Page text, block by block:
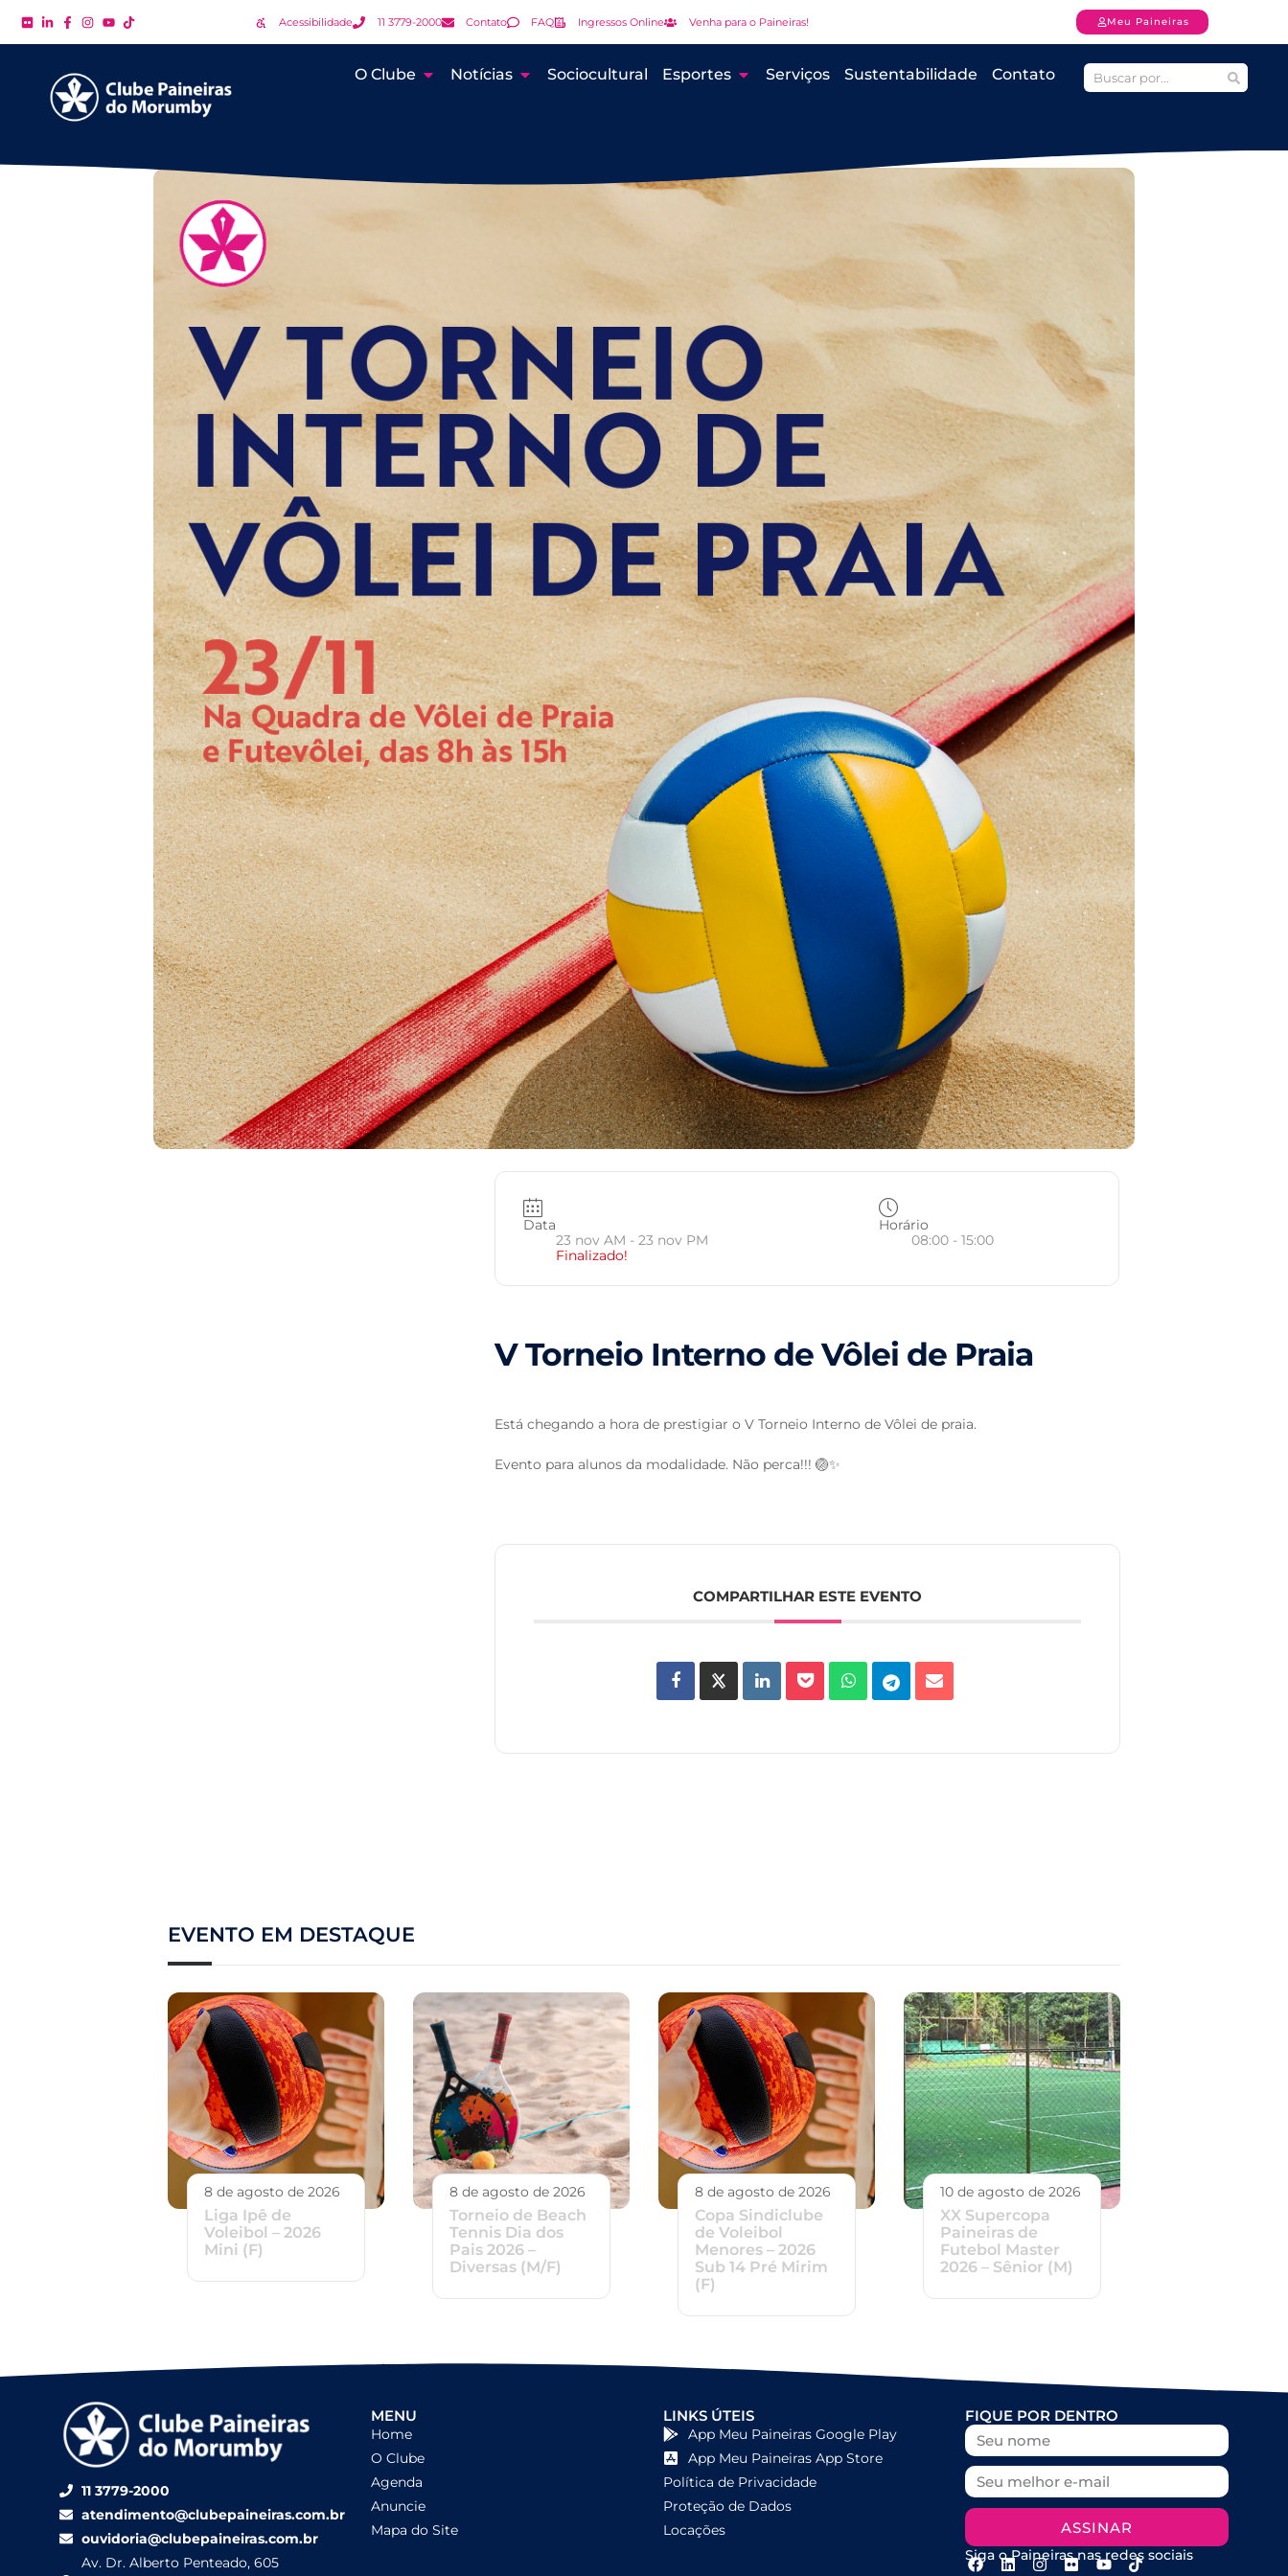
Acessibilidade 11 3779-2000 Contato FAQ Ingressos Online Venha para o Paineiras! Meu Paineiras
O Clube Notícias Sociocultural Esportes Serviços Sustentabilidade Contato
Data
23 nov AM - 23 nov PM
Finalizado!
Horário
08:00 - 15:00
V Torneio Interno de Vôlei de Praia
Está chegando a hora de prestigiar o V Torneio Interno de Vôlei de praia.
Evento para alunos da modalidade. Não perca!!! 🏐✨
COMPARTILHAR ESTE EVENTO
EVENTO EM DESTAQUE
8 de agosto de 2026
Liga Ipê de
Voleibol – 2026
Mini (F)
8 de agosto de 2026
Torneio de Beach
Tennis Dia dos
Pais 2026 –
Diversas (M/F)
8 de agosto de 2026
Copa Sindiclube
de Voleibol
Menores – 2026
Sub 14 Pré Mirim
(F)
10 de agosto de 2026
XX Supercopa
Paineiras de
Futebol Master
2026 – Sênior (M)
11 3779-2000
atendimento@clubepaineiras.com.br
ouvidoria@clubepaineiras.com.br
Av. Dr. Alberto Penteado, 605
MENU
Home
O Clube
Agenda
Anuncie
Mapa do Site
LINKS ÚTEIS
App Meu Paineiras Google Play
App Meu Paineiras App Store
Política de Privacidade
Proteção de Dados
Locações
FIQUE POR DENTRO
ASSINAR
Siga o Paineiras nas redes sociais